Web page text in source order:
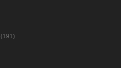
(191)